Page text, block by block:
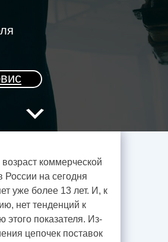
коммерческой
России на сегодня
уже более 13 лет. И, к
нет тенденций к
этого показателя. Из-
цепочек поставок